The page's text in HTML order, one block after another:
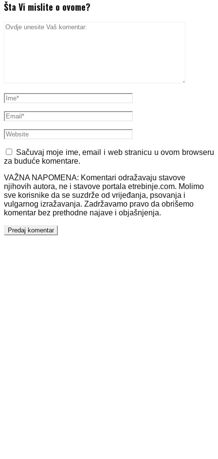
Šta Vi mislite o ovome?
Sačuvaj moje ime, email i web stranicu u ovom browseru
za buduće komentare.
VAŽNA NAPOMENA: Komentari odražavaju stavove
njihovih autora, ne i stavove portala etrebinje.com. Molimo
sve korisnike da se suzdrže od vrijeđanja, psovanja i
vulgarnog izražavanja. Zadržavamo pravo da obrišemo
komentar bez prethodne najave i objašnjenja.